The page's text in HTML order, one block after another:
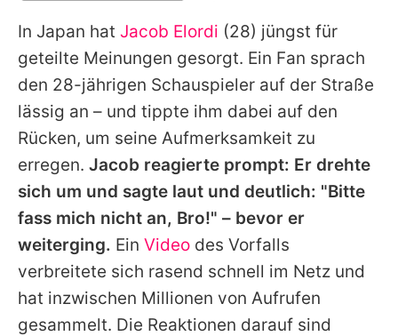
Alle Themen auf Promiflash
Jobs
App runterladen
Team
Redaktionelle Richtlinien
Impressum
Datenschutzerklärung
In Japan hat Jacob Elordi (28) jüngst für
geteilte Meinungen gesorgt. Ein Fan sprach
den 28-jährigen Schauspieler auf der Straße
lässig an – und tippte ihm dabei auf den
Rücken, um seine Aufmerksamkeit zu
erregen. Jacob reagierte prompt: Er drehte
sich um und sagte laut und deutlich: "Bitte
fass mich nicht an, Bro!" – bevor er
weiterging. Ein Video des Vorfalls
verbreitete sich rasend schnell im Netz und
hat inzwischen Millionen von Aufrufen
gesammelt. Die Reaktionen darauf sind